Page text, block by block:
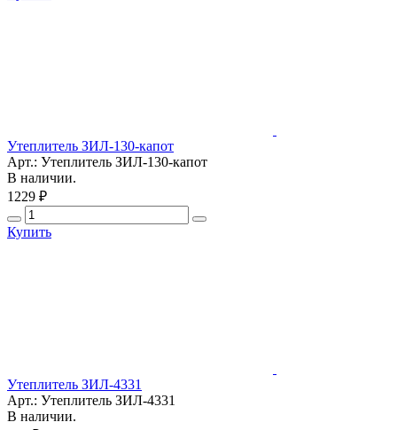
Утеплитель ЗИЛ-130-капот
Арт.: Утеплитель ЗИЛ-130-капот
В наличии.
1229 ₽
Купить
Утеплитель ЗИЛ-4331
Арт.: Утеплитель ЗИЛ-4331
В наличии.